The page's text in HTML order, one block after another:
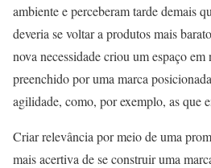
ambiente e perceberam tarde demais
deveria se voltar a produtos mais
nova necessidade criou um espaço em
preenchido por uma marca
agilidade, como, por exemplo, as que
Criar relevância por meio de uma
mais acertiva de se construir uma